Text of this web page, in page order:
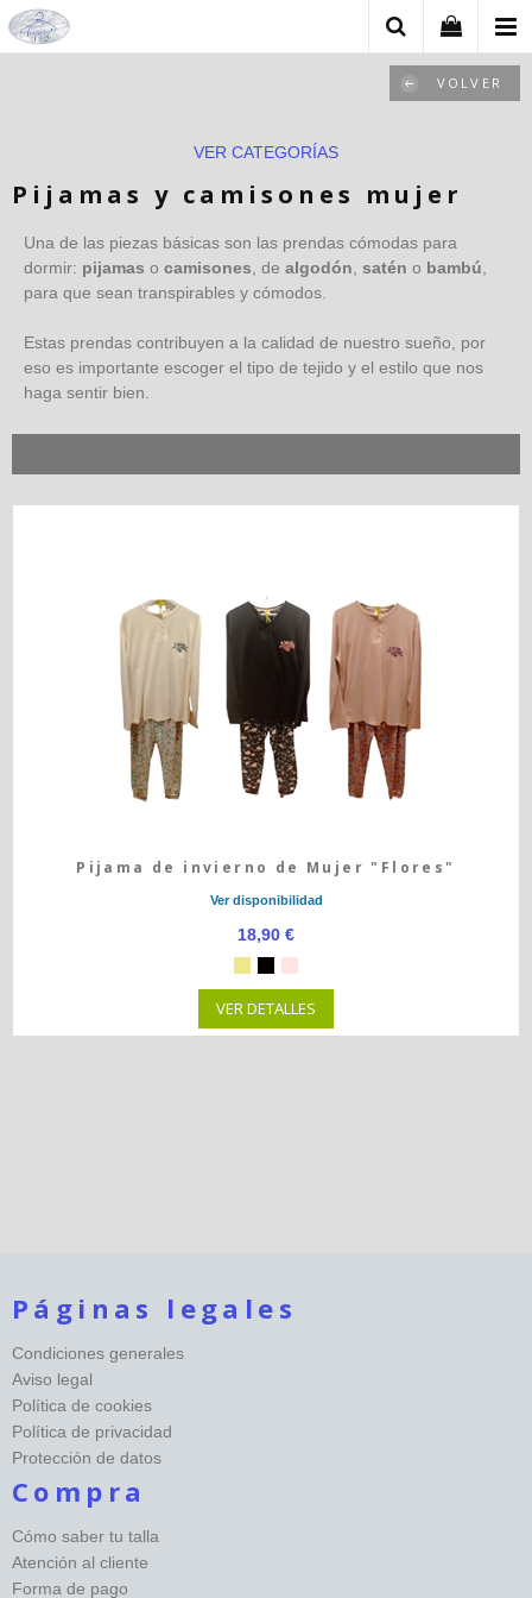
VOLVER
VER CATEGORÍAS
Pijamas y camisones mujer
Una de las piezas básicas son las prendas cómodas para
dormir: pijamas o camisones , de algodón satén o bambú
para que sean transpirables y cómodos.
Estas prendas contribuyen a la calidad de nuestro sueño, por
eso es importante escoger el tipo de tejido y el estilo que nos
haga sentir bien.
Pijama de invierno de Mujer "Flores"
Ver disponibilidad
18,90 €
VER DETALLES
Páginas legales
Condiciones generales
Aviso legal
Política de cookies
Política de privacidad
Protección de datos
Compra
Cómo saber tu talla
Atención al cliente
Forma de pago